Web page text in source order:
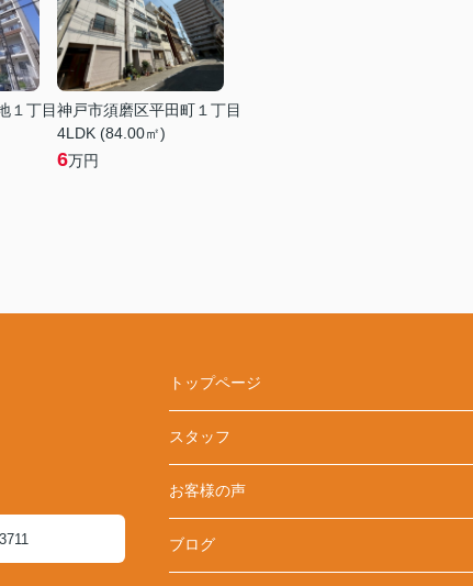
１丁目神戸市須磨区平田町１丁目
4LDK (84.00㎡)
6万円
トップページ
スタッフ
お客様の声
ブログ